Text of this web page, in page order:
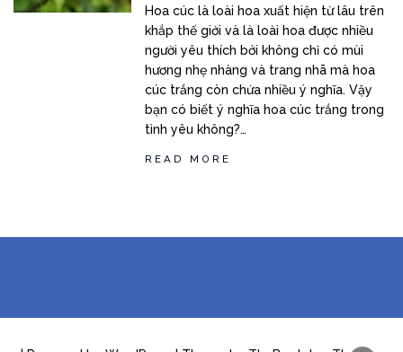
Hoa cúc là loài hoa xuất hiện từ lâu trên
khắp thế giới và là loài hoa được nhiều
người yêu thích bởi không chỉ có mùi
hương nhẹ nhàng và trang nhã mà hoa
cúc trắng còn chứa nhiều ý nghĩa. Vậy
bạn có biết ý nghĩa hoa cúc trắng trong
tình yêu không?…
READ MORE